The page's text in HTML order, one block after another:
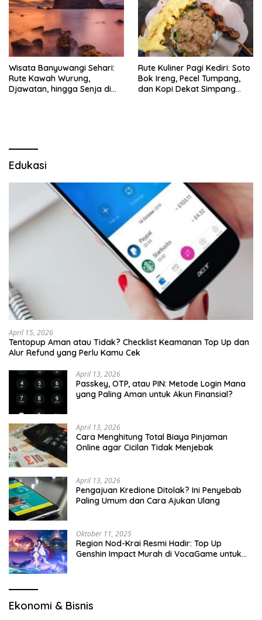
Wisata Banyuwangi Sehari:
Rute Kawah Wurung,
Djawatan, hingga Senja di
Rute Kuliner Pagi Kediri: Soto
Bok Ireng, Pecel Tumpang,
dan Kopi Dekat Simpang
Edukasi
April 15, 2026
Tentopup Aman atau Tidak? Checklist Keamanan Top Up dan
Alur Refund yang Perlu Kamu Cek
April 13, 2026
Passkey, OTP, atau PIN: Metode Login Mana
yang Paling Aman untuk Akun Finansial?
April 13, 2026
Cara Menghitung Total Biaya Pinjaman
Online agar Cicilan Tidak Menjebak
April 13, 2026
Pengajuan Kredione Ditolak? Ini Penyebab
Paling Umum dan Cara Ajukan Ulang
Oktober 11, 2025
Region Nod-Krai Resmi Hadir: Top Up
Genshin Impact Murah di VocaGame untuk
Ekonomi & Bisnis